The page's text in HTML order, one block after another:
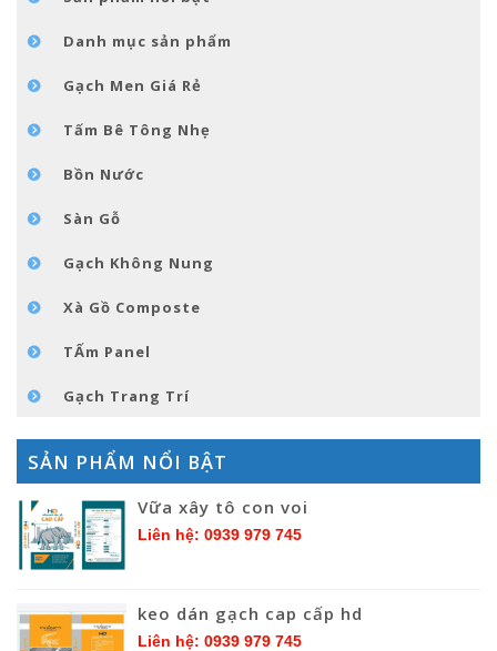
LIÊN HỆDanh mục sản phẩm
Gạch Men Giá Rẻ
Tấm Bê Tông Nhẹ
Bồn Nước
Sàn Gỗ
Gạch Không Nung
Xà Gồ Composte
TẤm Panel
Gạch Trang Trí
SẢN PHẨM NỔI BẬT
Vữa xây tô con voi
Liên hệ: 0939 979 745
keo dán gạch cap cấp hd
Liên hệ: 0939 979 745